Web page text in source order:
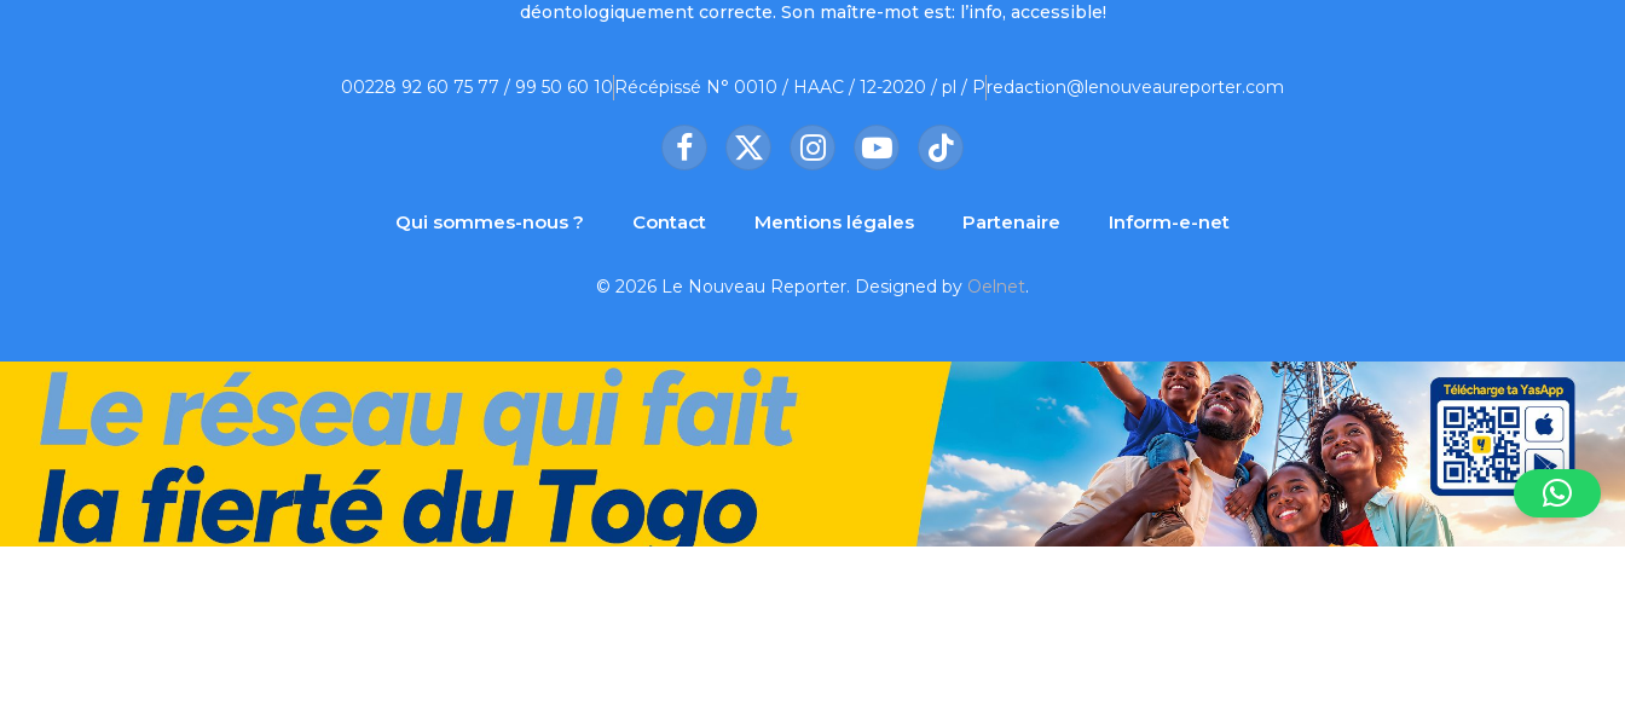
déontologiquement correcte. Son maître-mot est: l’info, accessible!
00228 92 60 75 77 / 99 50 60 10 Récépissé N° 0010 / HAAC / 12-2020 / pl / Predaction@lenouveaureporter.com
Facebook
X
InstagramYouTubeTikTok
Qui sommes-nous ? Contact Mentions légales Partenaire Inform-e-net
© 2026 Le Nouveau Reporter. Designed by Oelnet.